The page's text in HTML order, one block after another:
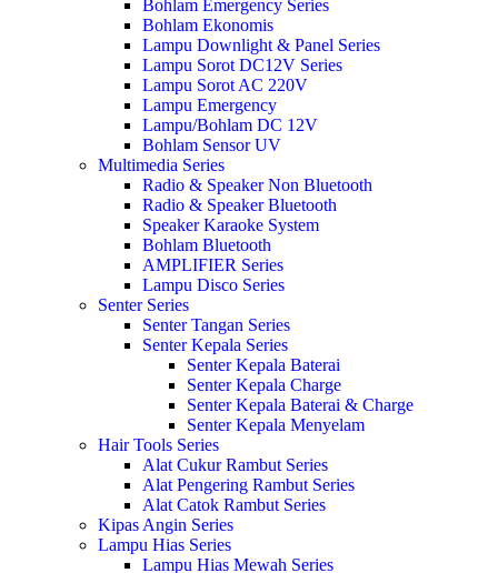
Bohlam Emergency Series
Bohlam Ekonomis
Lampu Downlight & Panel Series
Lampu Sorot DC12V Series
Lampu Sorot AC 220V
Lampu Emergency
Lampu/Bohlam DC 12V
Bohlam Sensor UV
Multimedia Series
Radio & Speaker Non Bluetooth
Radio & Speaker Bluetooth
Speaker Karaoke System
Bohlam Bluetooth
AMPLIFIER Series
Lampu Disco Series
Senter Series
Senter Tangan Series
Senter Kepala Series
Senter Kepala Baterai
Senter Kepala Charge
Senter Kepala Baterai & Charge
Senter Kepala Menyelam
Hair Tools Series
Alat Cukur Rambut Series
Alat Pengering Rambut Series
Alat Catok Rambut Series
Kipas Angin Series
Lampu Hias Series
Lampu Hias Mewah Series